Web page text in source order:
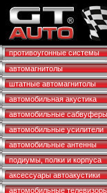
противоугонные системы
автомагнитолы
штатные автомагнитолы
автомобильная акустика
автомобильные сабвуферы
автомобильные усилители
автомобильные антенны
подиумы, полки и корпуса
аксессуары автоакустики
автомобильные